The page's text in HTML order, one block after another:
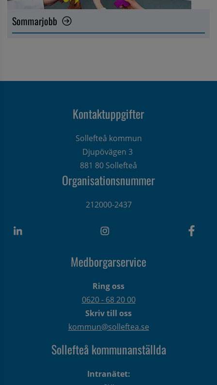
Sommarjobb
Kontaktuppgifter
Sollefteå kommun
Djupövägen 3
881 80 Sollefteå
Organisationsnummer
212000-2437
Medborgarservice
Ring oss
0620 - 68 20 00
Skriv till oss
kommun@solleftea.se
Sollefteå kommunanställda
Intranätet: